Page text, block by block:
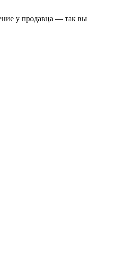
у продавца — так вы